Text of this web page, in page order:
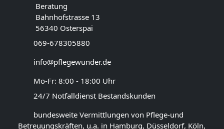
Beratung
Bahnhofstrasse 13
56340 Osterspai
069-678305880
info@pflegewunder.de
Mo-Fr: 8:00 - 18:00 Uhr
24/7 Notfalldienst Bestandskunden
bundesweite Vermittlungen von Pflege-und
Betreuungskräften, u.a. in Hamburg, Düsseldorf, Köln,